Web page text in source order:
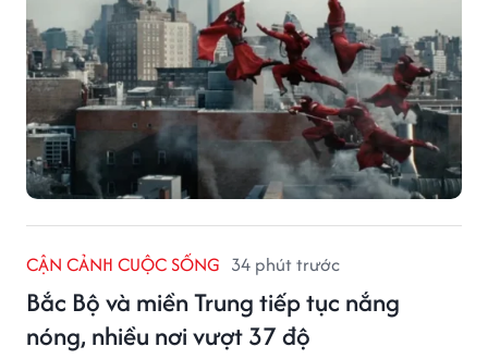
CẬN CẢNH CUỘC SỐNG 34 phút trước
Bắc Bộ và miền Trung tiếp tục nắng
nóng, nhiều nơi vượt 37 độ